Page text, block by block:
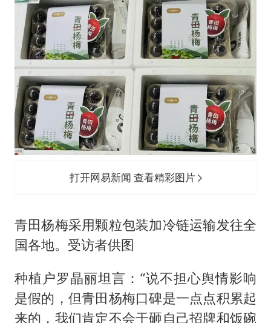
打开网易新闻 查看精彩图片
青田杨梅采用颗粒包装加冷链运输发往全
国各地。受访者供图
种植户罗晶丽坦言：“说不担心舆情影响
是假的，但青田杨梅口碑是一点点积累起
来的，我们肯定不会干砸自己招牌和饭碗